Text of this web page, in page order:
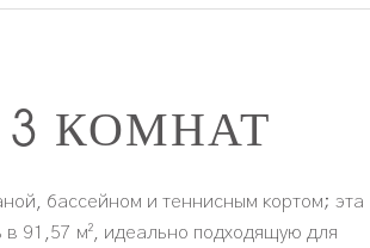
3 КОМНАТ
бассейном и теннисным кортом; эта
в 91,57 м², идеально подходящую для